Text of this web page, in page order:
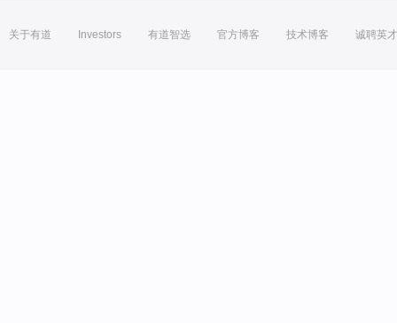
关于有道 Investors 有道智选 官方博客 技术博客 诚聘英才